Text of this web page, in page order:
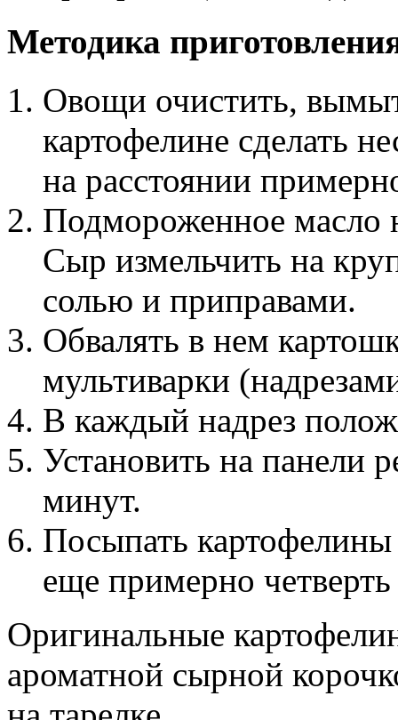
Методика
Овощи очистить,
картофелине сделать
на расстоянии
Подмороженное масло
Сыр измельчить на
солью и приправами.
Обвалять в нем
мультиварки
В каждый надрез
Установить на панели
минут.
Посыпать
еще примерно четверть
Оригинальные
ароматной сырной